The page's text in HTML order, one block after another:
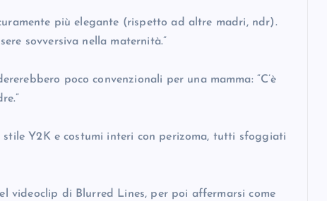
più elegante (rispetto ad altre madri, ndr).
sovversiva nella maternità.”
poco convenzionali per una mamma: “C’è
Y2K e costumi interi con perizoma, tutti sfoggiati
videoclip di Blurred Lines, per poi affermarsi come